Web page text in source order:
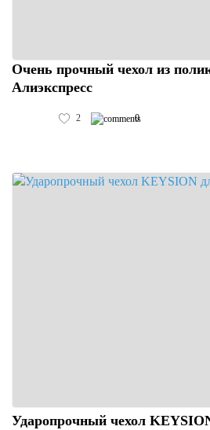
Очень прочный чехол из
Алиэкспресс
2 0
Ударопрочный чехол